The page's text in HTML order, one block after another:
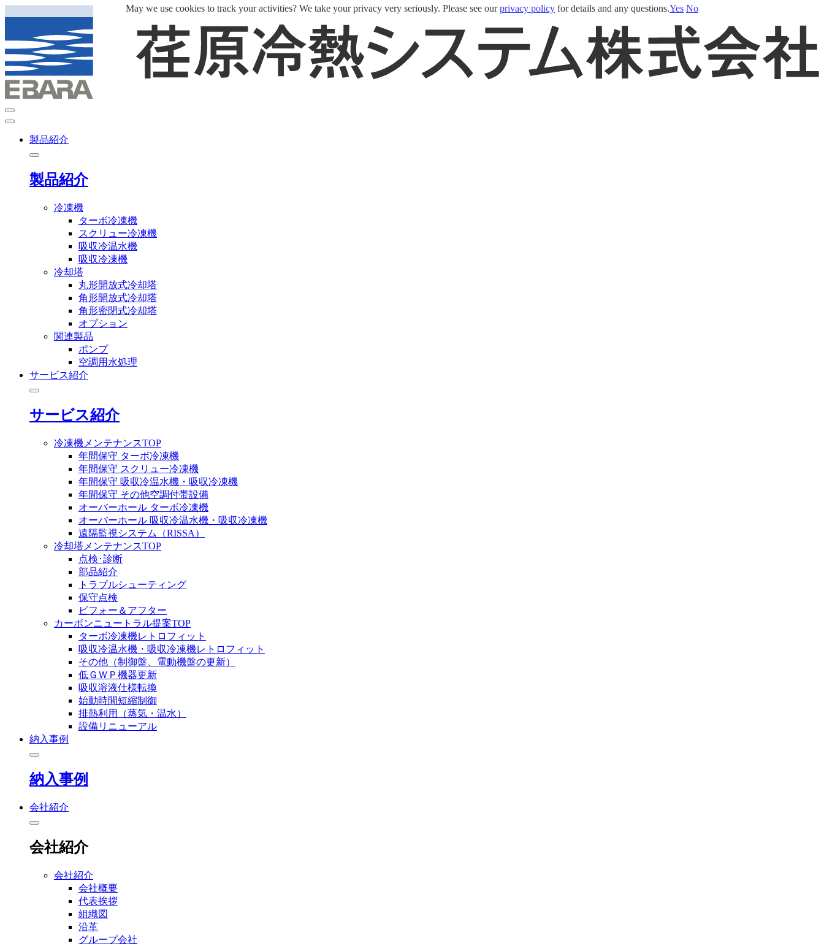
製品紹介
製品紹介
冷凍機
ターボ冷凍機
スクリュー冷凍機
吸収冷温水機
吸収冷凍機
冷却塔
丸形開放式冷却塔
角形開放式冷却塔
角形密閉式冷却塔
オプション
関連製品
ポンプ
空調用水処理
サービス紹介
サービス紹介
冷凍機メンテナンスTOP
年間保守 ターボ冷凍機
年間保守 スクリュー冷凍機
年間保守 吸収冷温水機・吸収冷凍機
年間保守 その他空調付帯設備
オーバーホール ターボ冷凍機
オーバーホール 吸収冷温水機・吸収冷凍機
遠隔監視システム（RISSA）
冷却塔メンテナンスTOP
点検･診断
部品紹介
トラブルシューティング
保守点検
ビフォー＆アフター
カーボンニュートラル提案TOP
ターボ冷凍機レトロフィット
吸収冷温水機・吸収冷凍機レトロフィット
その他（制御盤、電動機盤の更新）
低ＧＷＰ機器更新
吸収溶液仕様転換
始動時間短縮制御
排熱利用（蒸気・温水）
設備リニューアル
納入事例
納入事例
会社紹介
会社紹介
会社紹介
会社概要
代表挨拶
組織図
沿革
グループ会社
May we use cookies to track your activities? We take your privacy very seriously. Please see ourprivacy policy for details and any questions.Yes No